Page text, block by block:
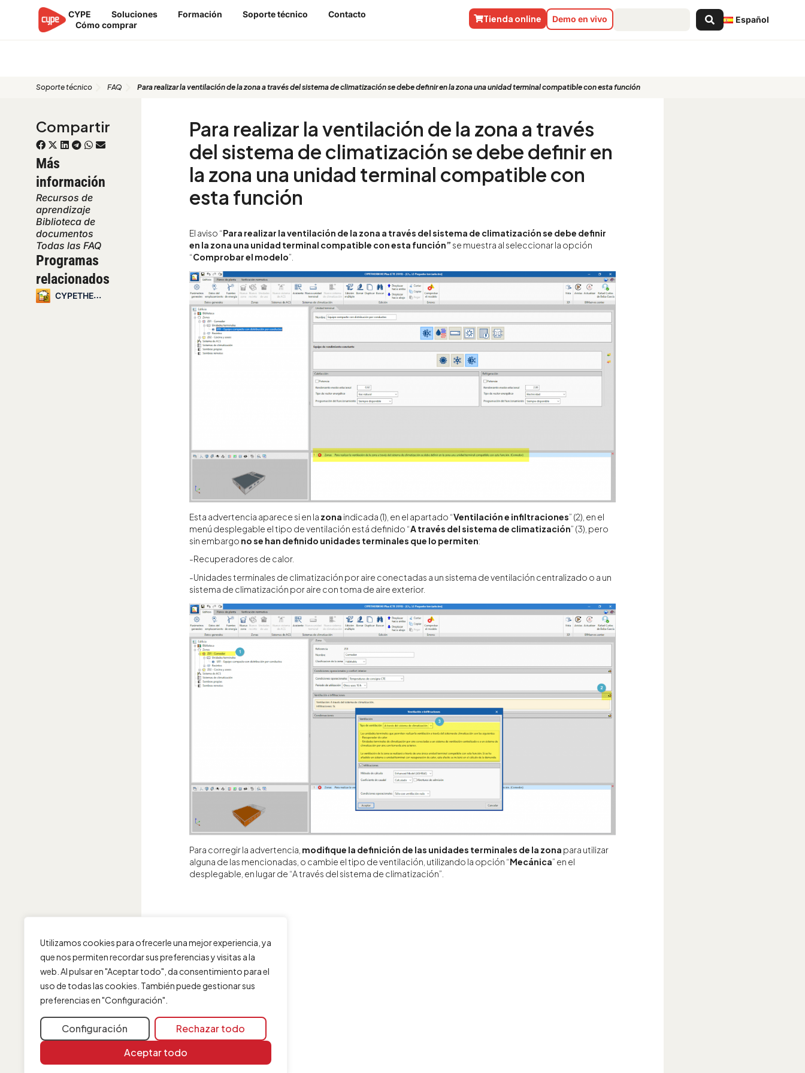
Utilizamos cookies para ofrecerle una mejor experiencia, ya
que nos permiten recordar sus preferencias y visitas a la
web. Al pulsar en "Aceptar todo", da consentimiento para el
uso de todas las cookies. También puede gestionar sus
preferencias en "Configuración".
Configuración
Rechazar todo
Aceptar todo
CYPE Soluciones Formación Soporte técnico
Contacto
Cómo comprar
Español
Search
...
Demo en vivo
Tienda online
Soporte técnico FAQ Para realizar la ventilación de la zona a través del sistema de climatización se debe definir en la zona una unidad terminal compatible con esta función
Compartir
Más
información
Recursos de
aprendizaje
Biblioteca de
documentos
Todas las FAQ
Programas
relacionados
CYPETHERM HE Plus
Para realizar la ventilación de la zona a través
del sistema de climatización se debe definir en
la zona una unidad terminal compatible con
esta función
El aviso “Para realizar la ventilación de la zona a través del sistema de climatización se debe definir
en la zona una unidad terminal compatible con esta función” se muestra al seleccionar la opción
“Comprobar el modelo”.
Esta advertencia aparece si en la zona indicada (1), en el apartado “Ventilación e infiltraciones” (2), en el
menú desplegable el tipo de ventilación está definido “A través del sistema de climatización” (3), pero
sin embargo no se han definido unidades terminales que lo permiten:
-Recuperadores de calor.
-Unidades terminales de climatización por aire conectadas a un sistema de ventilación centralizado o a un
sistema de climatización por aire con toma de aire exterior.
Para corregir la advertencia, modifique la definición de las unidades terminales de la zona para utilizar
alguna de las mencionadas, o cambie el tipo de ventilación, utilizando la opción “Mecánica” en el
desplegable, en lugar de “A través del sistema de climatización”.